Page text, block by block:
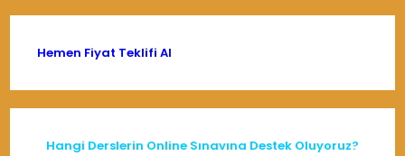
Hemen Fiyat Teklifi Al
Hangi Derslerin Online Sınavına Destek Oluyoruz?